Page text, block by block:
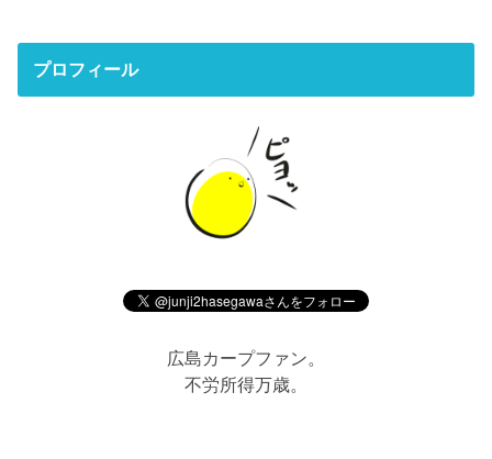
プロフィール
広島カープファン。
不労所得万歳。